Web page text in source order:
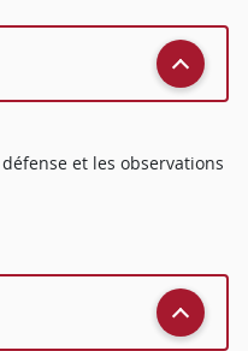
et les observations